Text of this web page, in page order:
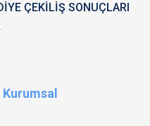
ÇEKİLİŞ SONUÇLARI
Kurumsal